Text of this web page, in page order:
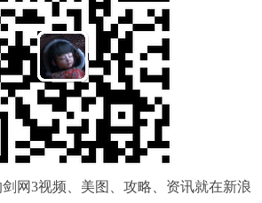
网3视频、美图、攻略、资讯就在新浪